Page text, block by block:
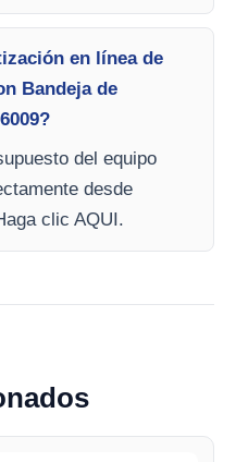
en línea de
Bandeja de
del equipo
desde
clic AQUI.